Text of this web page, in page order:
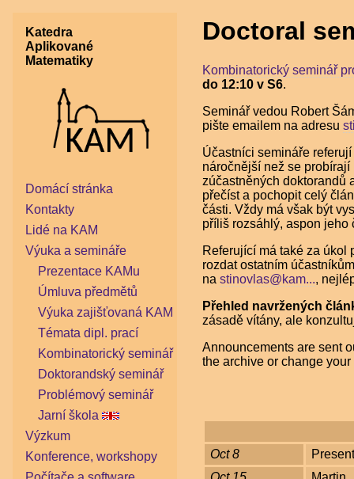
Katedra
Aplikované
Matematiky
Domácí stránka
Kontakty
Lidé na KAM
Výuka a semináře
Prezentace KAMu
Úmluva předmětů
Výuka zajišťovaná KAM
Témata dipl. prací
Kombinatorický seminář
Doktorandský seminář
Problémový seminář
Jarní škola
Výzkum
Konference, workshopy
Doctoral
Kombinatorický seminář
do 12:10 v S6.
Seminář vedou Robert
pište emailem na adresu
Účastníci semináře
náročnější než se
zúčastněných doktorandů
přečíst a pochopit celý
části. Vždy má však být
příliš rozsáhlý, aspon jeho
Referující má také za úkol
rozdat ostatním
na stinovlas@kam...,
Přehled navržených
zásadě vítány, ale
Announcements are sent
the archive or change
Oct 8